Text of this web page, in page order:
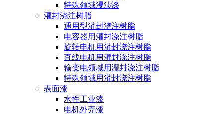
特殊领域浸渍漆
灌封浇注树脂
通用型灌封浇注树脂
电容器用灌封浇注树脂
旋转电机用灌封浇注树脂
直线电机用灌封浇注树脂
输变电领域用灌封浇注树脂
特殊领域用灌封浇注树脂
表面漆
水性工业漆
电机外壳漆